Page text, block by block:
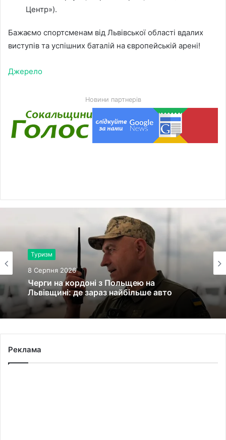
Центр»).
Бажаємо спортсменам від Львівської області вдалих
виступів та успішних баталій на європейській арені!
Джерело
Новини партнерів
Туризм
8 Серпня 2026
Черги на кордоні з Польщею на
Львівщині: де зараз найбільше авто
Реклама